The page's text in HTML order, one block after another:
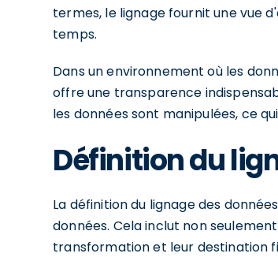
termes, le lignage fournit une vue
temps.
Dans un environnement où les
offre une transparence
les données sont manipulées, ce
Définition du
La définition du lignage des
données. Cela inclut non
transformation et leur destination